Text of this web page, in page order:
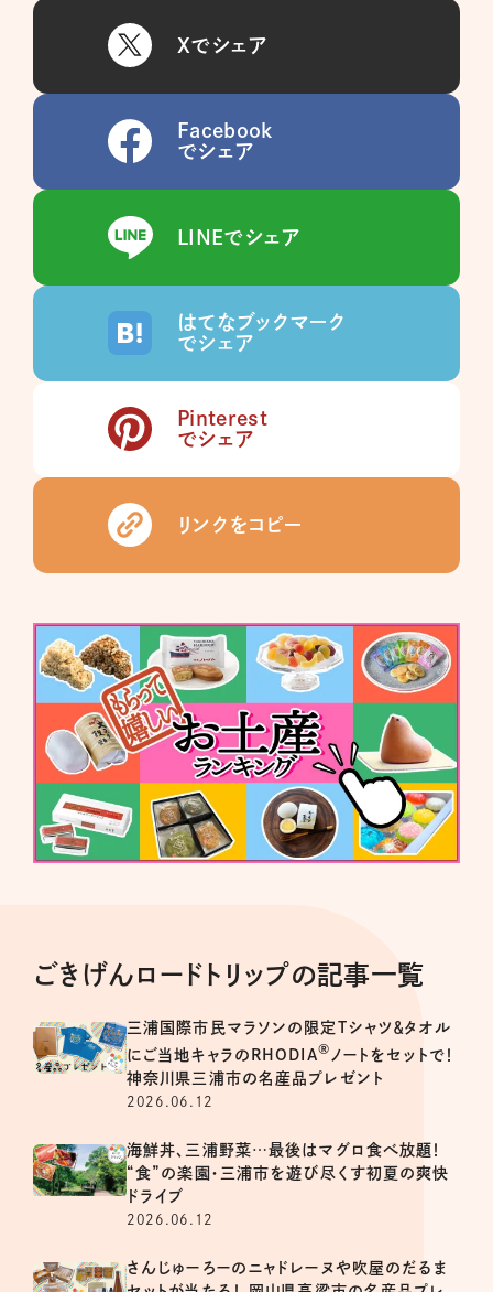
Xでシェア
Facebook
でシェア
LINEでシェア
はてなブックマーク
でシェア
Pinterest
でシェア
リンクをコピー
ごきげんロードトリップの記事一覧
三浦国際市民マラソンの限定Tシャツ＆タオル
にご当地キャラのRHODIA® ノートをセットで！
神奈川県三浦市の名産品プレゼント
2026.06.12
海鮮丼、三浦野菜…最後はマグロ食べ放題！
“食”の楽園・三浦市を遊び尽くす初夏の爽快
ドライブ
2026.06.12
さんじゅーろーのニャドレーヌや吹屋のだるま